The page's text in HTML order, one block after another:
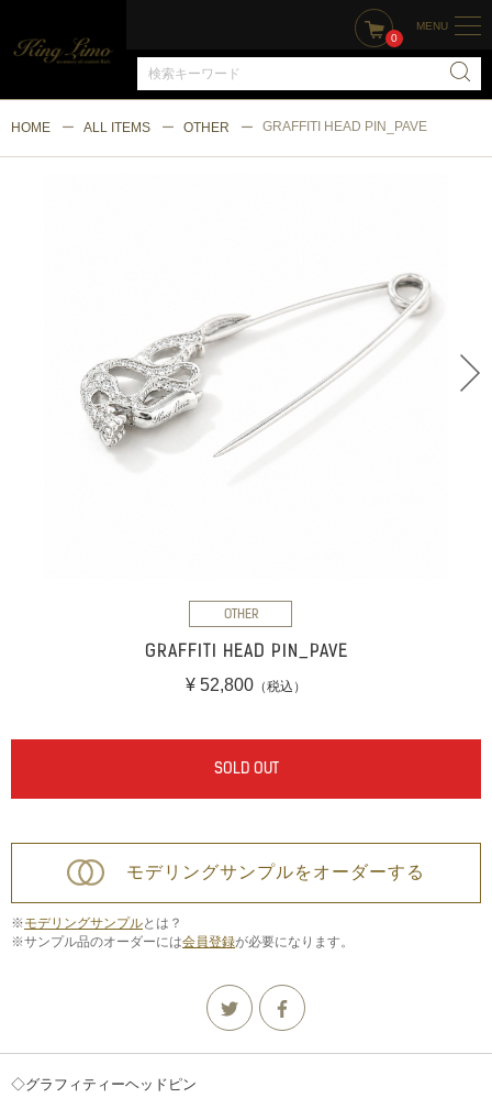
0
MENU
HOME ALL ITEMS OTHER GRAFFITI HEAD PIN_PAVE
OTHER
GRAFFITI HEAD PIN_PAVE
¥ 52,800 （税込）
SOLD OUT
モデリングサンプルをオーダーする
※モデリングサンプルとは？
※サンプル品のオーダーには会員登録が必要になります。
◇グラフィティーヘッドピン